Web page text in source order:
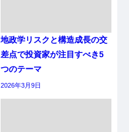
地政学リスクと構造成長の交
差点で投資家が注目すべき5
つのテーマ
2026年3月9日